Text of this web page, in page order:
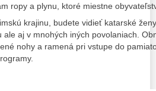
ropy a plynu, ktoré miestne
krajinu, budete vidieť katarské
ale aj v mnohých iných povolaniach.
nohy a ramená pri vstupe do